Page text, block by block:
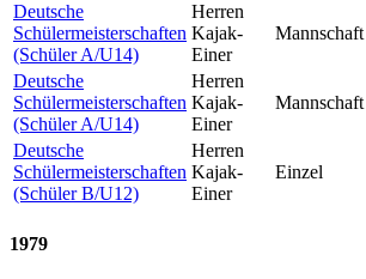
Deutsche
Schülermeisterschaften
(Schüler A/U14)
Herren
Kajak-
Einer
Mannschaft
Deutsche
Schülermeisterschaften
(Schüler A/U14)
Herren
Kajak-
Einer
Mannschaft
Deutsche
Schülermeisterschaften
(Schüler B/U12)
Herren
Kajak-
Einer
Einzel
1979